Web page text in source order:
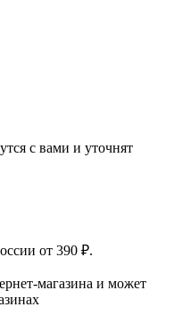
с вами и уточнят
от 390 ₽.
магазина и может